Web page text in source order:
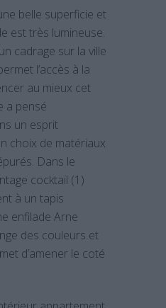
belle superficie et
est très lumineuse.
cadrage sur la ville
l’accès à la
au mieux cet
a pensé
un esprit
choix de matériaux
Dans le
cocktail (1)
à un tapis
enfilade Arne
des couleurs et
d’amener le coté